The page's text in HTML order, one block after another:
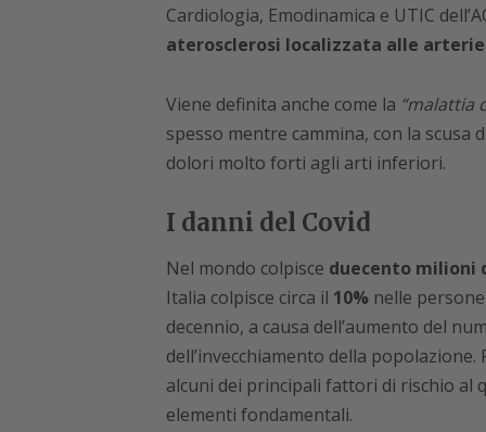
Cardiologia, Emodinamica e UTIC
aterosclerosi localizzata alle
Viene definita anche come la “malattia
spesso mentre cammina, con la
dolori molto forti agli arti inferiori.
I danni del Covid
Nel mondo colpisce duecento milioni
Italia colpisce circa il 10%nelle persone
decennio, a causa dell’aumento del
dell’invecchiamento della
alcuni dei principali fattori di rischio al
elementi fondamentali.